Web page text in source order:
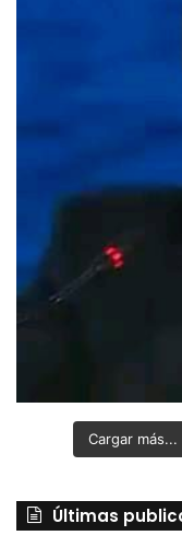
Cargar más...
Últimas